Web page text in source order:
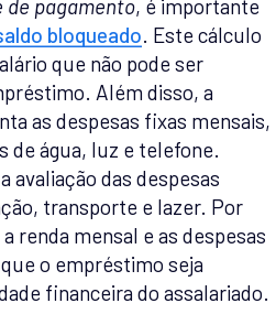
de pagamento, é importante
bloqueado. Este cálculo
que não pode ser
Além disso, a
as despesas fixas mensais,
de água, luz e telefone.
avaliação das despesas
transporte e lazer. Por
renda mensal e as despesas
o empréstimo seja
financeira do assalariado.